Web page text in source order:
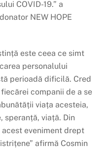
COVID-19.” a
NEW HOPE
este ceea ce simt
personalului
perioadă dificilă. Cred
companii de a se
viața acesteia,
speranță, viață. Din
eveniment drept
afirmă Cosmin